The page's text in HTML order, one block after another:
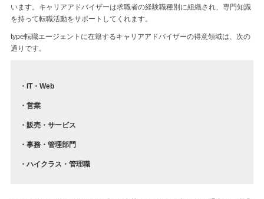
います。キャリアアドバイザーは求職者の経験職種別に組織され、専門知識
を持って転職活動をサポートしてくれます。
type転職エージェントに在籍するキャリアアドバイザーの得意領域は、次の
通りです。
・IT・Web
・営業
・販売・サービス
・事務・管理部門
・ハイクラス・管理職